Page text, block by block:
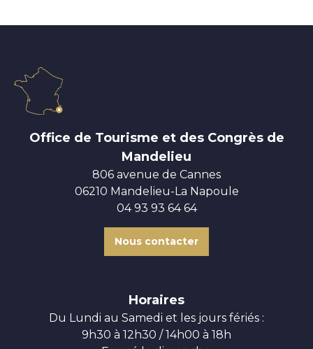
Office de Tourisme et des Congrès de
Mandelieu
806 avenue de Cannes
06210 Mandelieu-La Napoule
04 93 93 64 64
Nous contacter
Horaires
Du Lundi au Samedi et les jours fériés :
9h30 à 12h30 / 14h00 à 18h